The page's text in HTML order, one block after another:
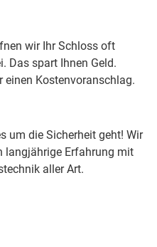
wir Ihr Schloss oft
Das spart Ihnen Geld.
einen Kostenvoranschlag.
um die Sicherheit geht! Wir
langjährige Erfahrung mit
aller Art.